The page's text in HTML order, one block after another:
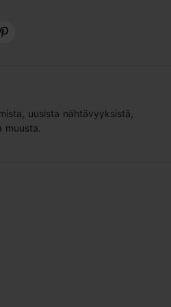
uusista nähtävyyksistä,